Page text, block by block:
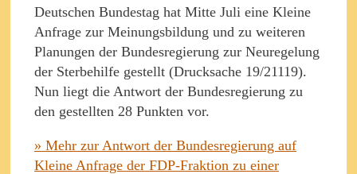
Deutschen Bundestag hat Mitte Juli eine Kleine
Anfrage zur Meinungsbildung und zu weiteren
Planungen der Bundesregierung zur Neuregelung
der Sterbehilfe gestellt (Drucksache 19/21119).
Nun liegt die Antwort der Bundesregierung zu
den gestellten 28 Punkten vor.
» Mehr zur Antwort der Bundesregierung auf
Kleine Anfrage der FDP-Fraktion zu einer